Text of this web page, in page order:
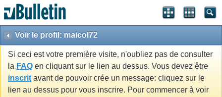
Voir le profil: maicol72
Si ceci est votre première visite, n'oubliez pas de consulter
la FAQ en cliquant sur le lien au dessus. Vous devez être
inscrit avant de pouvoir crée un message: cliquez sur le
lien au dessus pour vous inscrire. Pour commencer à voir